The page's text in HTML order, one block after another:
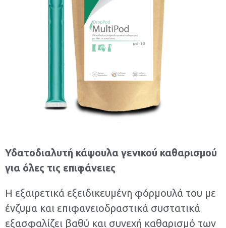
Υδατοδιαλυτή κάψουλα γενικού καθαρισμού
για όλες τις επιφάνειες
Η εξαιρετικά εξειδικευμένη φόρμουλά του με
ένζυμα και επιφανειοδραστικά συστατικά
εξασφαλίζει βαθύ και συνεχή καθαρισμό των